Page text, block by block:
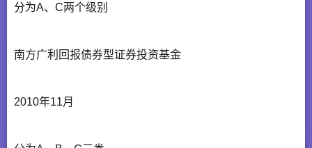
分为A、C两个级别
南方广利回报债券型证券投资基金
2010年11月